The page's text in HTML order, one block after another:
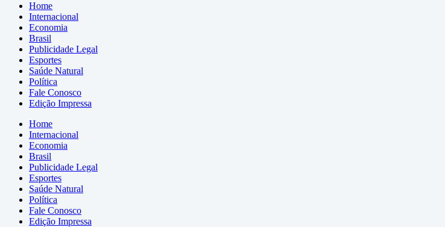
Home
Internacional
Economia
Brasil
Publicidade Legal
Esportes
Saúde Natural
Política
Fale Conosco
Edição Impressa
Home
Internacional
Economia
Brasil
Publicidade Legal
Esportes
Saúde Natural
Política
Fale Conosco
Edição Impressa